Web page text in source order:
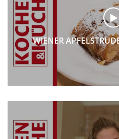
WIENER